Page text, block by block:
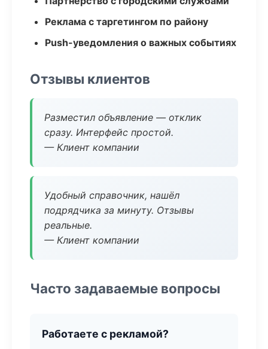
Реклама с таргетингом по району
Push-уведомления о важных событиях
Отзывы клиентов
Разместил объявление — отклик
сразу. Интерфейс простой.
— Клиент компании
Удобный справочник, нашёл
подрядчика за минуту. Отзывы
реальные.
— Клиент компании
Часто задаваемые вопросы
Работаете с рекламой?